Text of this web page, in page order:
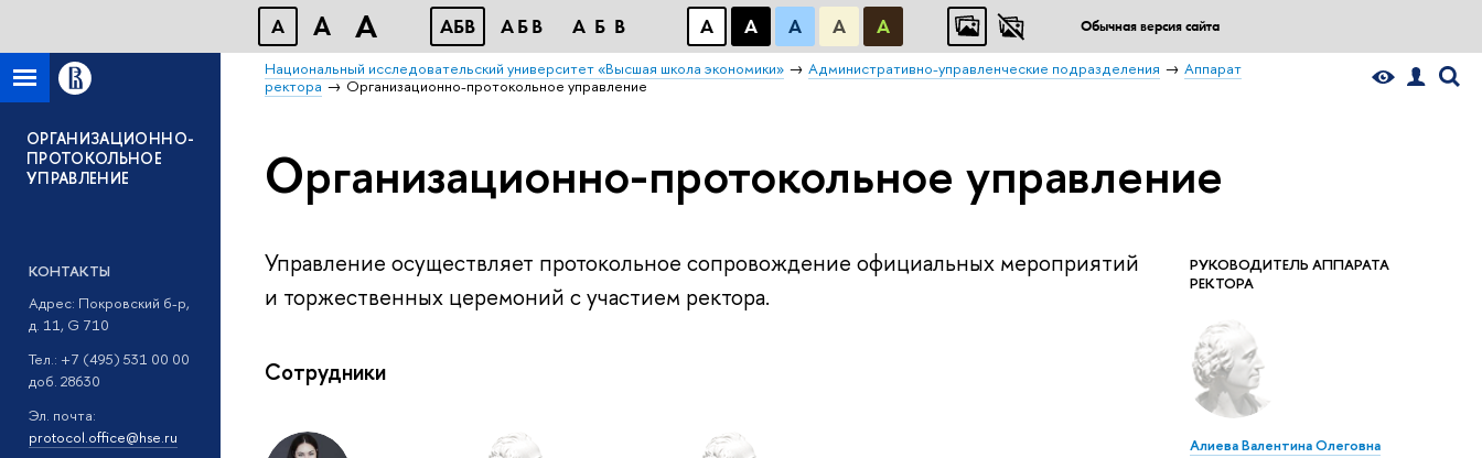
A A A АБВ АБВ АБВ А А А А А Обычная версия сайта
Национальный исследовательский университет «Высшая школа экономики» Административно-управленческие подразделения
Аппарат
ректора
Организационно-протокольное управление
ОРГАНИЗАЦИОННО-
ПРОТОКОЛЬНОЕ
УПРАВЛЕНИЕ
КОНТАКТЫ
Адрес: Покровский б-р,
д. 11, G 710
Тел.: +7 (495) 531 00 00
доб. 28630
Эл. почта:
protocol.office@hse.ru
Организационно-протокольное управление
РУКОВОДИТЕЛЬ АППАРАТА
РЕКТОРА
Алиева Валентина Олеговна
Управление осуществляет протокольное сопровождение официальных мероприятий
и торжественных церемоний с участием ректора.
Сотрудники